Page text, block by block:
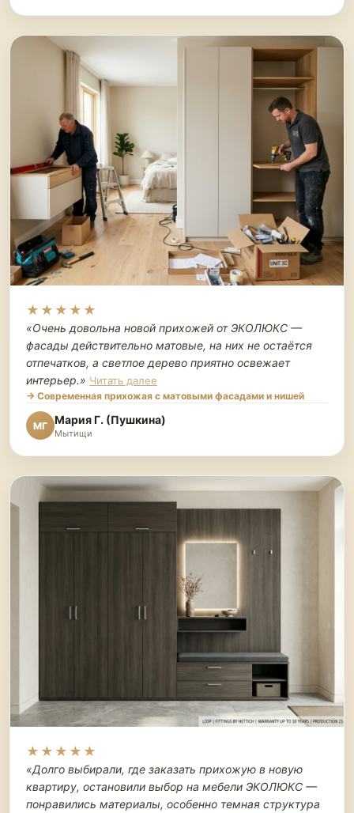
★★★★★
«Очень довольна новой прихожей от ЭКОЛЮКС —
фасады действительно матовые, на них не остаётся
отпечатков, а светлое дерево приятно освежает
интерьер.» Читать далее
→ Современная прихожая с матовыми фасадами и нишей
МГ Мария Г. (Пушкина)
Мытищи
★★★★★
«Долго выбирали, где заказать прихожую в новую
квартиру, остановили выбор на мебели ЭКОЛЮКС —
понравились материалы, особенно темная структура